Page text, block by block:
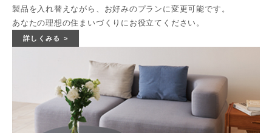
製品を入れ替えながら、お好みのプランに変更可能です。
あなたの理想の住まいづくりにお役立てください。
詳しくみる